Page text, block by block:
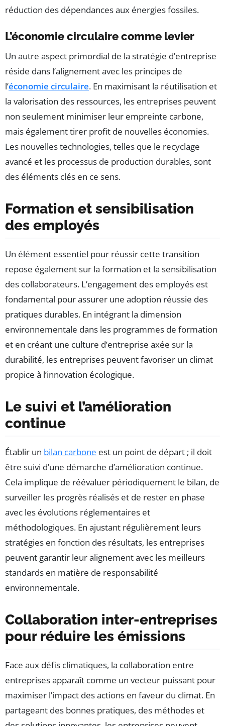
réduction des dépendances aux énergies fossiles.
L’économie circulaire comme levier
Un autre aspect primordial de la stratégie d’entreprise
réside dans l’alignement avec les principes de
l’économie circulaire. En maximisant la réutilisation et
la valorisation des ressources, les entreprises peuvent
non seulement minimiser leur empreinte carbone,
mais également tirer profit de nouvelles économies.
Les nouvelles technologies, telles que le recyclage
avancé et les processus de production durables, sont
des éléments clés en ce sens.
Formation et sensibilisation
des employés
Un élément essentiel pour réussir cette transition
repose également sur la formation et la sensibilisation
des collaborateurs. L’engagement des employés est
fondamental pour assurer une adoption réussie des
pratiques durables. En intégrant la dimension
environnementale dans les programmes de formation
et en créant une culture d’entreprise axée sur la
durabilité, les entreprises peuvent favoriser un climat
propice à l’innovation écologique.
Le suivi et l’amélioration
continue
Établir un bilan carbone est un point de départ ; il doit
être suivi d’une démarche d’amélioration continue.
Cela implique de réévaluer périodiquement le bilan, de
surveiller les progrès réalisés et de rester en phase
avec les évolutions réglementaires et
méthodologiques. En ajustant régulièrement leurs
stratégies en fonction des résultats, les entreprises
peuvent garantir leur alignement avec les meilleurs
standards en matière de responsabilité
environnementale.
Collaboration inter-entreprises
pour réduire les émissions
Face aux défis climatiques, la collaboration entre
entreprises apparaît comme un vecteur puissant pour
maximiser l’impact des actions en faveur du climat. En
partageant des bonnes pratiques, des méthodes et